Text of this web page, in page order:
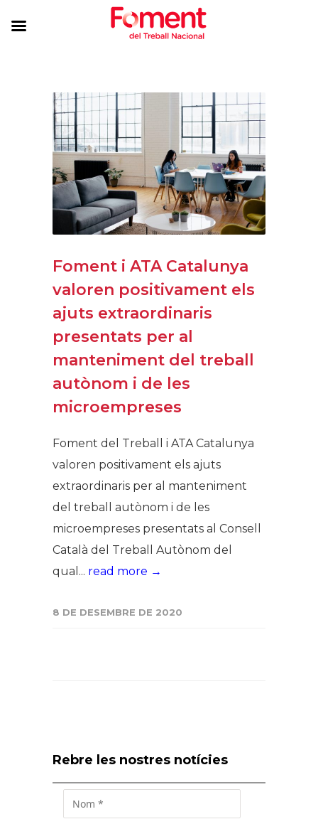
Foment i ATA Catalunya
valoren positivament els
ajuts extraordinaris
presentats per al
manteniment del treball
autònom i de les
microempreses
Foment del Treball i ATA Catalunya
valoren positivament els ajuts
extraordinaris per al manteniment
del treball autònom i de les
microempreses presentats al Consell
Català del Treball Autònom del
qual... read more →
8 DE DESEMBRE DE 2020
Rebre les nostres notícies